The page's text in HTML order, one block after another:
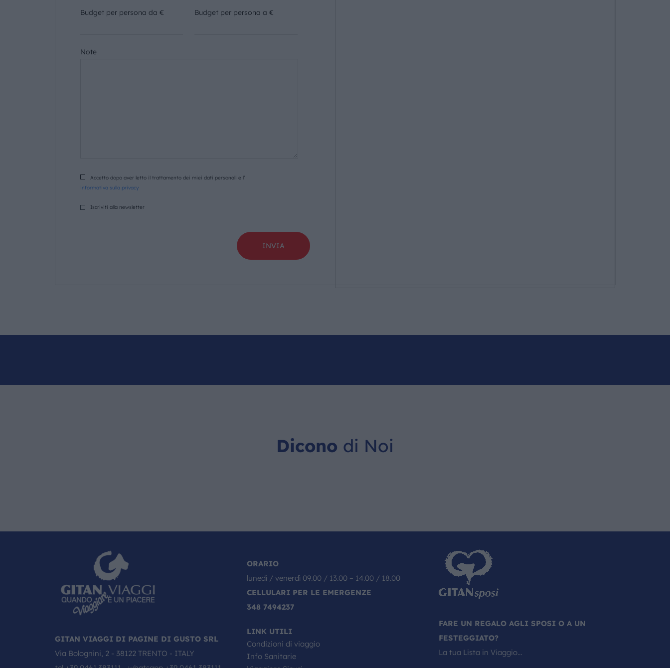
Budget per persona da € Budget per persona a €
Note
Accetto dopo aver letto il trattamento dei miei dati personali e l’
informativa sulla privacy
Iscriviti alla newsletter
Dicono di Noi
GITAN VIAGGI DI PAGINE DI GUSTO SRL
Via Bolognini, 2 - 38122 TRENTO - ITALY
tel+39 0461.383111- whatsapp+39 0461 383111
ORARIO
lunedì / venerdì 09.00 / 13.00 – 14.00 / 18.00
CELLULARI PER LE EMERGENZE
348 7494237
LINK UTILI
Condizioni di viaggio
Info Sanitarie
FARE UN REGALO AGLI SPOSI O A UN
FESTEGGIATO?
La tua Lista in Viaggio…